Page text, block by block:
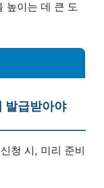
높이는 데 큰 도
발급받아야
청 시, 미리 준비